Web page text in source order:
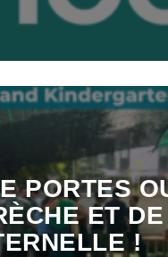
PORTES
ET
!